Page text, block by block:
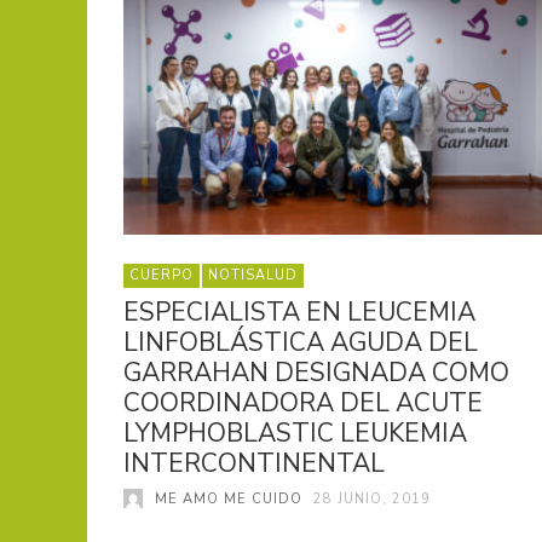
CUERPO NOTISALUD
ESPECIALISTA EN LEUCEMIA
LINFOBLÁSTICA AGUDA DEL
GARRAHAN DESIGNADA COMO
COORDINADORA DEL ACUTE
LYMPHOBLASTIC LEUKEMIA
INTERCONTINENTAL
ME AMO ME CUIDO 28 JUNIO, 2019